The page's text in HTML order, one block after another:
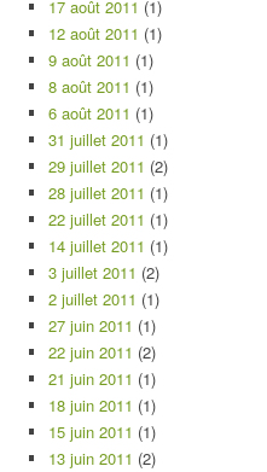
17 août 2011 (1)
12 août 2011 (1)
9 août 2011 (1)
8 août 2011 (1)
6 août 2011 (1)
31 juillet 2011 (1)
29 juillet 2011 (2)
28 juillet 2011 (1)
22 juillet 2011 (1)
14 juillet 2011 (1)
3 juillet 2011 (2)
2 juillet 2011 (1)
27 juin 2011 (1)
22 juin 2011 (2)
21 juin 2011 (1)
18 juin 2011 (1)
15 juin 2011 (1)
13 juin 2011 (2)